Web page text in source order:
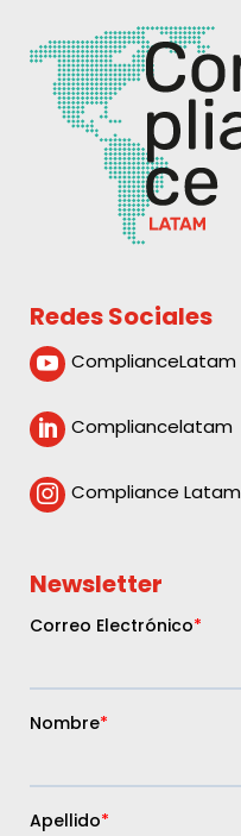
Redes Sociales
 ComplianceLatam
 Compliancelatam
 Compliance Latam
Newsletter